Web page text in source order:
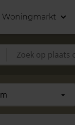
Woningmarkt